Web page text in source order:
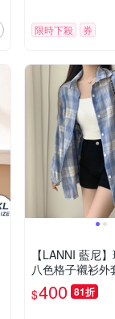
限時下殺 券
【LANNI 藍尼
八色格子襯衫外
裝/襯衫/長袖)
$400 81折